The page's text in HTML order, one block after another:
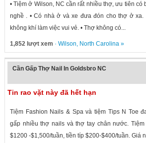
• Tiệm ở Wilson, NC cần rất nhiều thợ, ưu tiên
nghề . • Có nhà ở và xe đưa đón cho thợ ở xa.
không khí làm việc vui vẻ. • Thợ không có...
1,852 lượt xem · Wilson, North Carolina»
Cần Gấp Thợ Nail In Goldsbro NC
Tin rao vặt này đã hết hạn
Tiệm Fashion Nails & Spa và tiệm Tips N Toe
gấp nhiều thợ nails và thợ tay chân nước.
$1200 -$1,500/tuần, tiền típ $200-$400/tuần. Giá